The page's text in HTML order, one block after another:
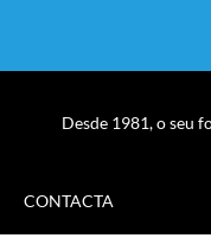
Desde 1981, o seu
CONTACTA